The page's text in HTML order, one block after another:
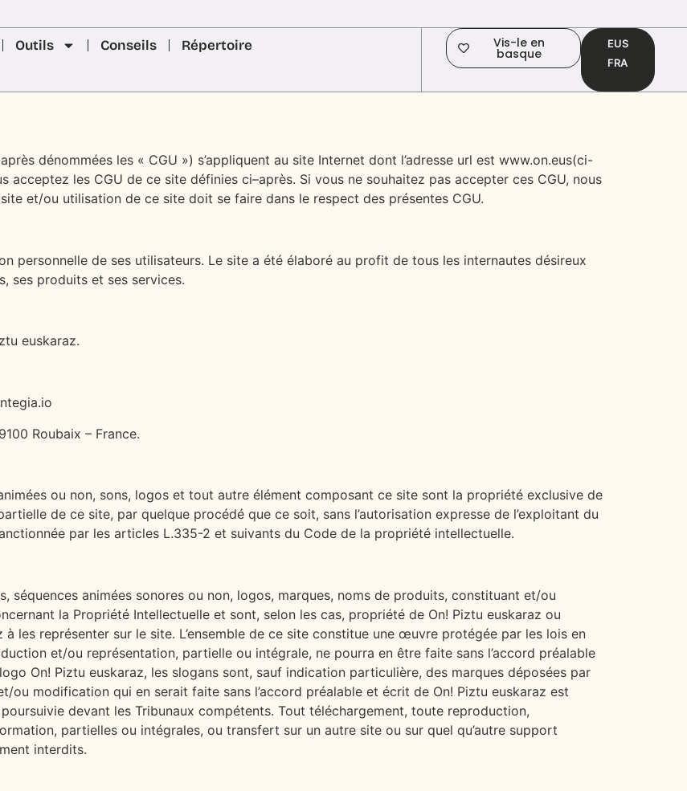
Outils Conseils Répertoire Vis-le en
basque
EUS
FRA
dénommées les « CGU ») s’appliquent au site Internet dont l’adresse url est www.on.eus(ci-
acceptez les CGU de ce site définies ci–après. Si vous ne souhaitez pas accepter ces CGU, nous
et/ou utilisation de ce site doit se faire dans le respect des présentes CGU.
personnelle de ses utilisateurs. Le site a été élaboré au profit de tous les internautes désireux
ses produits et ses services.
euskaraz.
Roubaix – France.
ou non, sons, logos et tout autre élément composant ce site sont la propriété exclusive de
de ce site, par quelque procédé que ce soit, sans l’autorisation expresse de l’exploitant du
par les articles L.335-2 et suivants du Code de la propriété intellectuelle.
séquences animées sonores ou non, logos, marques, noms de produits, constituant et/ou
la Propriété Intellectuelle et sont, selon les cas, propriété de On! Piztu euskaraz ou
les représenter sur le site. L’ensemble de ce site constitue une œuvre protégée par les lois en
et/ou représentation, partielle ou intégrale, ne pourra en être faite sans l’accord préalable
On! Piztu euskaraz, les slogans sont, sauf indication particulière, des marques déposées par
ou modification qui en serait faite sans l’accord préalable et écrit de On! Piztu euskaraz est
devant les Tribunaux compétents. Tout téléchargement, toute reproduction,
partielles ou intégrales, ou transfert sur un autre site ou sur quel qu’autre support
interdits.